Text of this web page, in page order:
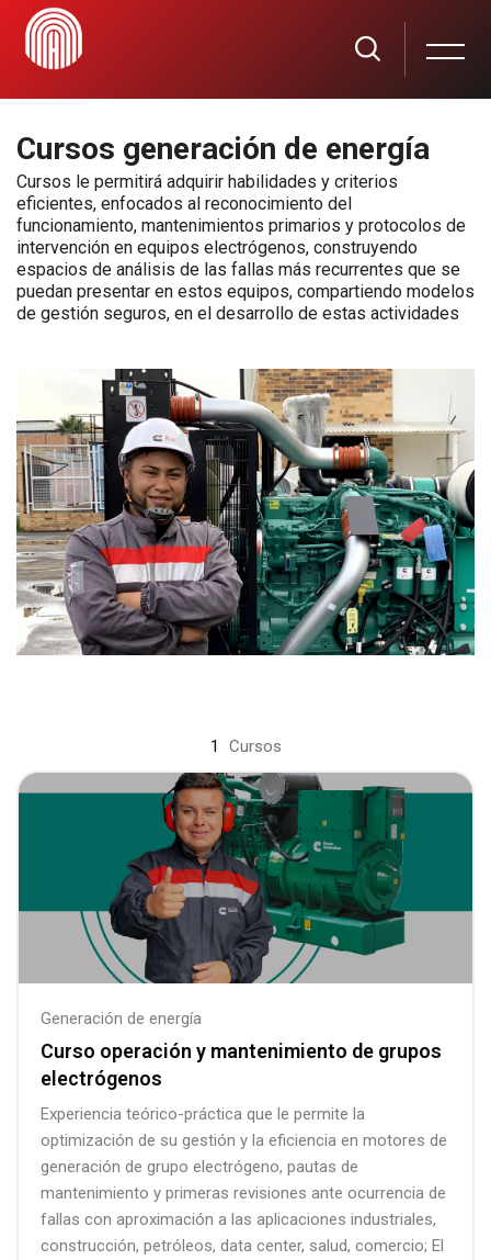
Cursos generación de energía
Cursos le permitirá adquirir habilidades y criterios
eficientes, enfocados al reconocimiento del
funcionamiento, mantenimientos primarios y protocolos de
intervención en equipos electrógenos, construyendo
espacios de análisis de las fallas más recurrentes que se
puedan presentar en estos equipos, compartiendo modelos
de gestión seguros, en el desarrollo de estas actividades
1 Cursos
Generación de energía
Curso operación y mantenimiento de grupos
electrógenos
Experiencia teórico-práctica que le permite la
optimización de su gestión y la eficiencia en motores de
generación de grupo electrógeno, pautas de
mantenimiento y primeras revisiones ante ocurrencia de
fallas con aproximación a las aplicaciones industriales,
construcción, petróleos, data center, salud, comercio; El